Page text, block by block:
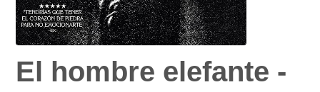
El hombre elefante -